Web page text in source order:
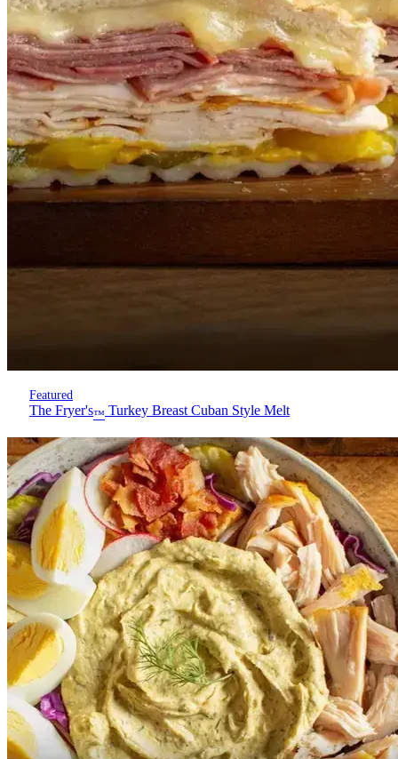
Featured
The Fryer's™ Turkey Breast Cuban Style Melt